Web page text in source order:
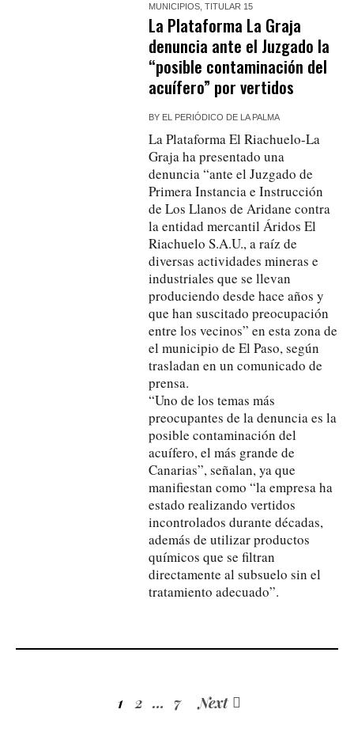
MUNICIPIOS ,TITULAR 15
La Plataforma La Graja
denuncia ante el Juzgado la
“posible contaminación del
acuífero” por vertidos
BY EL PERIÓDICO DE LA PALMA
La Plataforma El Riachuelo-La
Graja ha presentado una
denuncia “ante el Juzgado de
Primera Instancia e Instrucción
de Los Llanos de Aridane contra
la entidad mercantil Áridos El
Riachuelo S.A.U., a raíz de
diversas actividades mineras e
industriales que se llevan
produciendo desde hace años y
que han suscitado preocupación
entre los vecinos” en esta zona de
el municipio de El Paso, según
trasladan en un comunicado de
prensa.
“Uno de los temas más
preocupantes de la denuncia es la
posible contaminación del
acuífero, el más grande de
Canarias”, señalan, ya que
manifiestan como “la empresa ha
estado realizando vertidos
incontrolados durante décadas,
además de utilizar productos
químicos que se filtran
directamente al subsuelo sin el
tratamiento adecuado”.
1 2 … 7 Next